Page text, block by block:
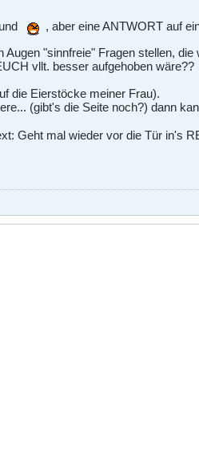
und
, aber eine ANTWORT auf
"sinnfreie" Fragen stellen,
vllt. besser aufgehoben wäre??
die Eierstöcke meiner Frau).
(gibt's die Seite noch?) dann
Geht mal wieder vor die Tür in's